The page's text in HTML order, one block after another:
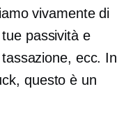
vivamente di
passività e
ecc. In
questo è un